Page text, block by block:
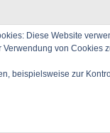
Diese Website
Verwendung von Cookies
beispielsweise zur